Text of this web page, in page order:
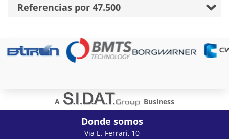
Referencias por 47.500
A Business
Donde somos
Via E. Ferrari, 10